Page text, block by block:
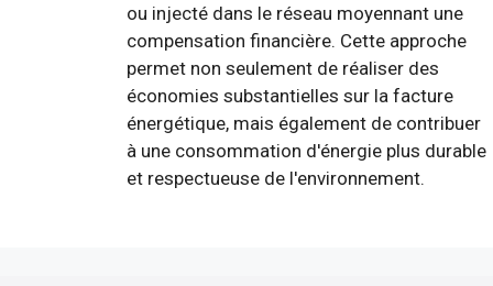
ou injecté dans le réseau moyennant une
compensation financière. Cette approche
permet non seulement de réaliser des
économies substantielles sur la facture
énergétique, mais également de contribuer
à une consommation d'énergie plus durable
et respectueuse de l'environnement.